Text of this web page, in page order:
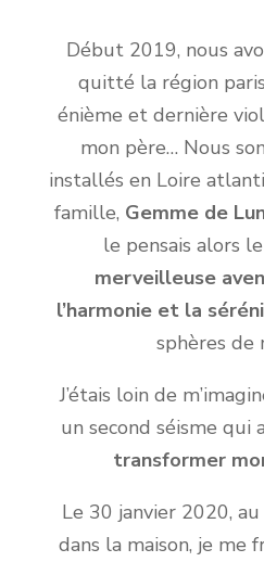
Début 2019, nous
quitté la région
énième et dernière
mon père… Nous
installés en Loire
famille, Gemme de
le pensais alors
merveilleuse
l’harmonie et la
sphères de
J’étais loin de
un second séisme
transformer
Le 30 janvier 2020,
dans la maison, je me